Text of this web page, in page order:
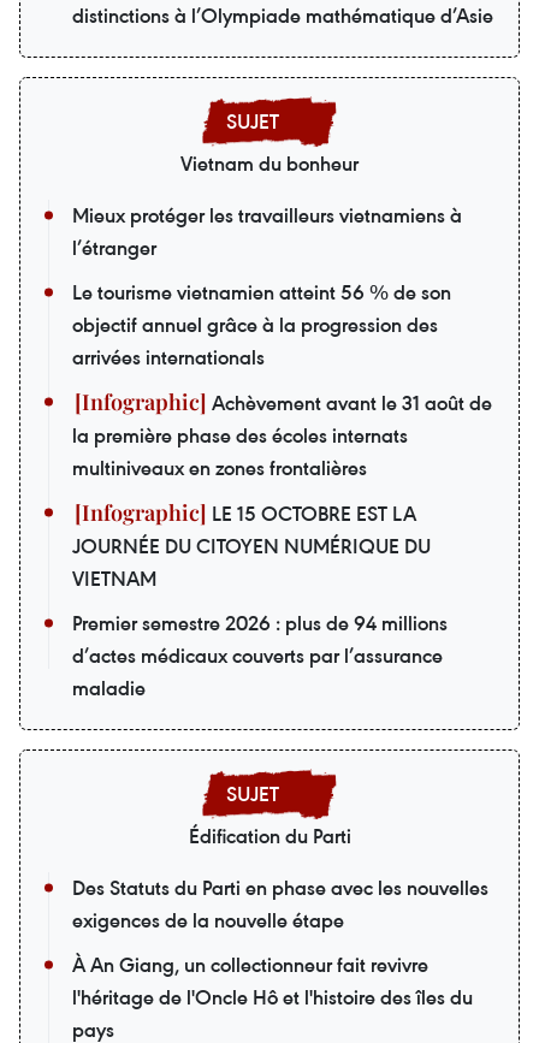
distinctions à l’Olympiade mathématique d’Asie
Vietnam du bonheur
Mieux protéger les travailleurs vietnamiens à
l’étranger
Le tourisme vietnamien atteint 56 % de son
objectif annuel grâce à la progression des
arrivées internationals
Achèvement avant le 31 août de
la première phase des écoles internats
multiniveaux en zones frontalières
LE 15 OCTOBRE EST LA
JOURNÉE DU CITOYEN NUMÉRIQUE DU
VIETNAM
Premier semestre 2026 : plus de 94 millions
d’actes médicaux couverts par l’assurance
maladie
Édification du Parti
Des Statuts du Parti en phase avec les nouvelles
exigences de la nouvelle étape
À An Giang, un collectionneur fait revivre
l'héritage de l'Oncle Hô et l'histoire des îles du
pays